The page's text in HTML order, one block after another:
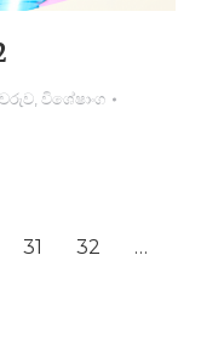
විශේෂාංග
31 32
…